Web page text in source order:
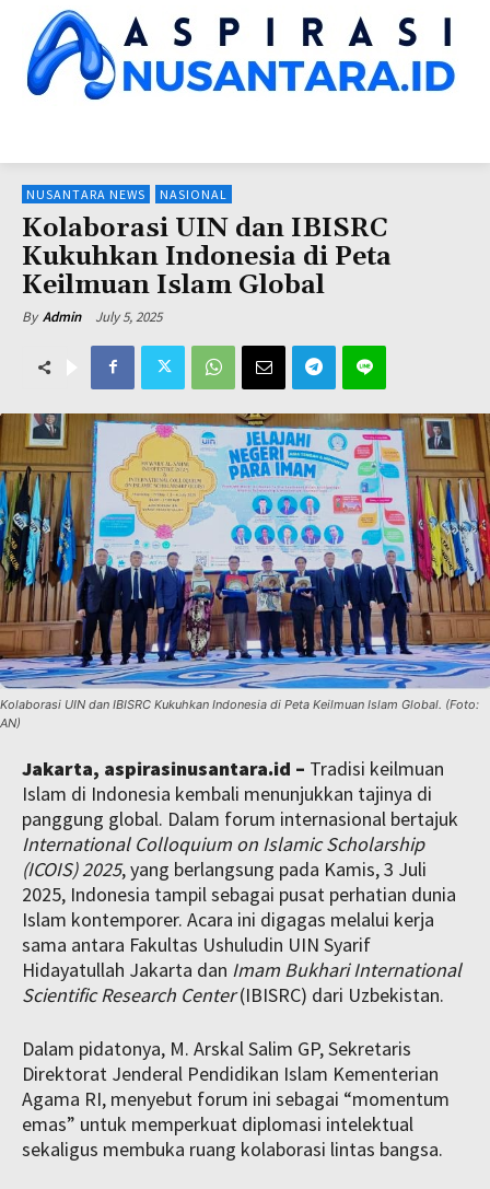
NUSANTARA NEWS NASIONAL
Kolaborasi UIN dan IBISRC
Kukuhkan Indonesia di Peta
Keilmuan Islam Global
By Admin July 5, 2025
Kolaborasi UIN dan IBISRC Kukuhkan Indonesia di Peta Keilmuan Islam Global. (Foto:
AN)
Jakarta, aspirasinusantara.id – Tradisi keilmuan
Islam di Indonesia kembali menunjukkan tajinya di
panggung global. Dalam forum internasional bertajuk
International Colloquium on Islamic Scholarship
(ICOIS) 2025, yang berlangsung pada Kamis, 3 Juli
2025, Indonesia tampil sebagai pusat perhatian dunia
Islam kontemporer. Acara ini digagas melalui kerja
sama antara Fakultas Ushuludin UIN Syarif
Hidayatullah Jakarta dan Imam Bukhari International
Scientific Research Center(IBISRC) dari Uzbekistan.
Dalam pidatonya, M. Arskal Salim GP, Sekretaris
Direktorat Jenderal Pendidikan Islam Kementerian
Agama RI, menyebut forum ini sebagai “momentum
emas” untuk memperkuat diplomasi intelektual
sekaligus membuka ruang kolaborasi lintas bangsa.